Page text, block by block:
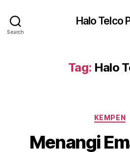
Search
Halo Telco
Tag: Halo
KEMPEN
Menangi